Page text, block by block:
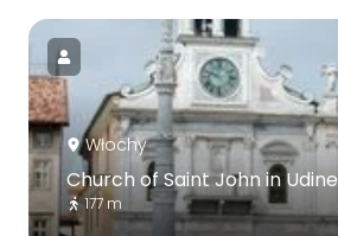
Włochy
Church of Saint John in Udine
177 m